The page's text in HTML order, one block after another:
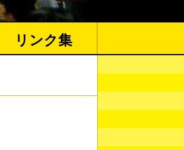
リンク集